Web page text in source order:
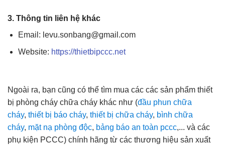
3. Thông tin liên hệ khác
Email: levu.sonbang@gmail.com
Website: https://thietbipccc.net
Ngoài ra, bạn cũng có thể tìm mua các các sản phẩm thiết
bị phòng cháy chữa cháy khác như (đầu phun chữa
cháy, thiết bị báo cháy, thiết bị chữa cháy, bình chữa
cháy, mặt nạ phòng độc, bảng báo an toàn pccc,... và các
phụ kiện PCCC) chính hãng từ các thương hiệu sản xuất